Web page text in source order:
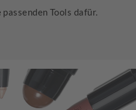
Tools dafür.